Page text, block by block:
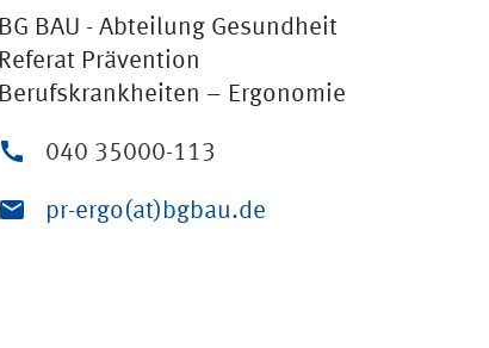
BG BAU - Abteilung Gesundheit
Referat Prävention
Berufskrankheiten – Ergonomie
040 35000-113
pr-ergo(at)bgbau.de